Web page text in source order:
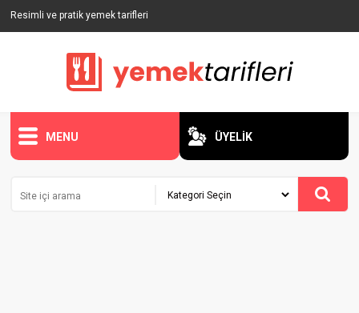
Resimli ve pratik yemek tarifleri
MENU ÜYELİK